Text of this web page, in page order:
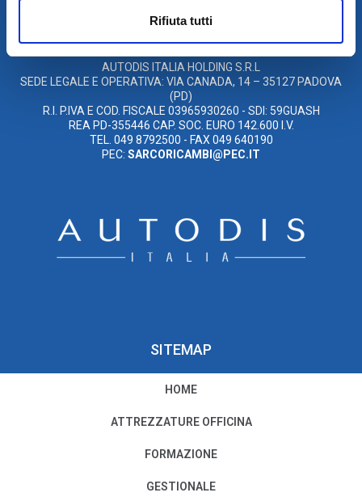
Rifiuta tutti
AUTODIS ITALIA HOLDING S.R.L
SEDE LEGALE E OPERATIVA: VIA CANADA, 14 – 35127 PADOVA
(PD)
R.I. P.IVA E COD. FISCALE 03965930260 - SDI: 59GUASH
REA PD-355446 CAP. SOC. EURO 142.600 I.V.
TEL. 049 8792500 - FAX 049 640190
PEC: SARCORICAMBI@PEC.IT
SITEMAP
HOME
ATTREZZATURE OFFICINA
FORMAZIONE
GESTIONALE
PRIVACY E COOKIE POLICY
Cookie Policy